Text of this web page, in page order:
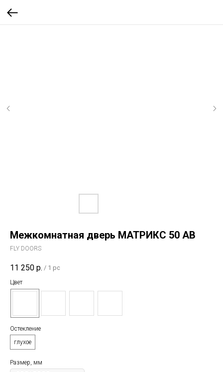
Межкомнатная дверь МАТРИКС 50 AB
FLY DOORS
11 250 р. / 1 pc
Цвет
Остекление
глухое
Размер, мм